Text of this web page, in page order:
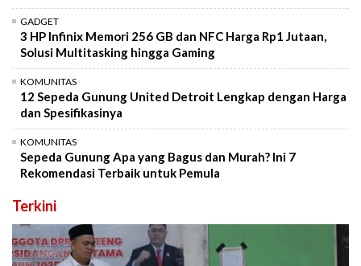
GADGET
3 HP Infinix Memori 256 GB dan NFC Harga Rp1 Jutaan,
Solusi Multitasking hingga Gaming
KOMUNITAS
12 Sepeda Gunung United Detroit Lengkap dengan Harga
dan Spesifikasinya
KOMUNITAS
Sepeda Gunung Apa yang Bagus dan Murah? Ini 7
Rekomendasi Terbaik untuk Pemula
Terkini